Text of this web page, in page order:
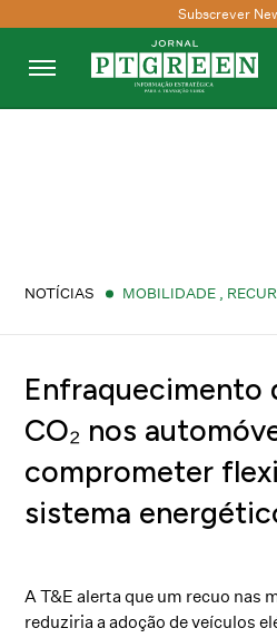
Subscrever
NOTÍCIAS MOBILIDADE
Enfraquecimento
CO₂ nos
comprometer
sistema
A T&E alerta que um recuo nas
reduziria a adoção de veículos